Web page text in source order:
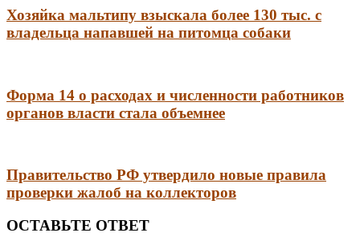
Хозяйка мальтипу взыскала более 130 тыс. с
владельца напавшей на питомца собаки
Форма 14 о расходах и численности работников
органов власти стала объемнее
Правительство РФ утвердило новые правила
проверки жалоб на коллекторов
ОСТАВЬТЕ ОТВЕТ